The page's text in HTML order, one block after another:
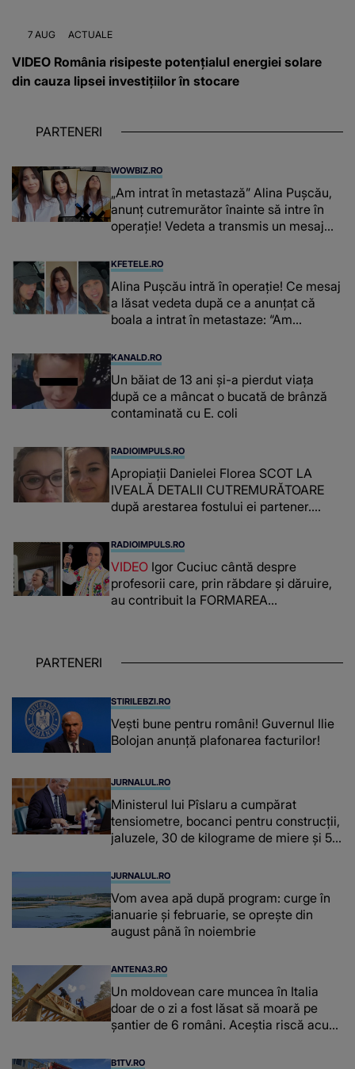
7 AUG ACTUALE
VIDEO România risipeste potențialul energiei solare
din cauza lipsei investițiilor în stocare
PARTENERI
WOWBIZ.RO
„Am intrat în metastază” Alina Pușcău,
anunț cutremurător înainte să intre în
operație! Vedeta a transmis un mesaj
KFETELE.RO
Alina Pușcău intră în operație! Ce mesaj
a lăsat vedeta după ce a anunțat că
boala a intrat în metastaze: “Am
KANALD.RO
Un băiat de 13 ani și-a pierdut viața
după ce a mâncat o bucată de brânză
contaminată cu E. coli
RADIOIMPULS.RO
Apropiații Danielei Florea SCOT LA
IVEALĂ DETALII CUTREMURĂTOARE
după arestarea fostului ei partener.
românca ucisă în Italia și ascunsă în
lada unui pat: " Îmi pare rău că nu am
reușit să fac mai mult pentru ea și..."
RADIOIMPULS.RO
VIDEO Igor Cuciuc cântă despre
profesorii care, prin răbdare și dăruire,
au contribuit la FORMAREA
chiar și după trecerea anilor: "De
PARTENERI
STIRILEBZI.RO
Vești bune pentru români! Guvernul Ilie
Bolojan anunță plafonarea facturilor!
JURNALUL.RO
Ministerul lui Pîslaru a cumpărat
tensiometre, bocanci pentru construcții,
jaluzele, 30 de kilograme de miere și 50
JURNALUL.RO
Vom avea apă după program: curge în
ianuarie și februarie, se oprește din
august până în noiembrie
ANTENA3.RO
Un moldovean care muncea în Italia
doar de o zi a fost lăsat să moară pe
şantier de 6 români. Aceștia riscă acum
B1TV.RO